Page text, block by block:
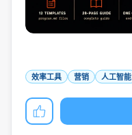
效率工具 营销 人工智能